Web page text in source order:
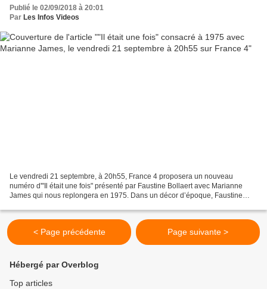
Publié le 02/09/2018 à 20:01
Par Les Infos Videos
Le vendredi 21 septembre, à 20h55, France 4 proposera un nouveau
numéro d'"Il était une fois" présenté par Faustine Bollaert avec Marianne
James qui nous replongera en 1975. Dans un décor d’époque, Faustine
< Page précédente Page suivante >
Hébergé par Overblog
Top articles